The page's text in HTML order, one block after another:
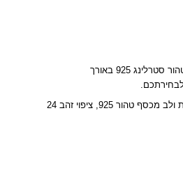
שרשרת בוקס מכסף טהור סטרלינג 925 באורך
שרשרת עם תליון שמות ולב מכסף טהור 925, ציפוי זהב 24